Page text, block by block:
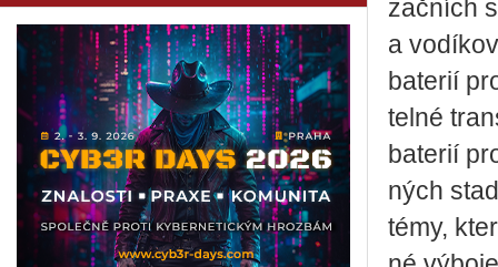
zač­ních
a
ba­te­rií
tel­né
ba­te­rií
ných
témy,